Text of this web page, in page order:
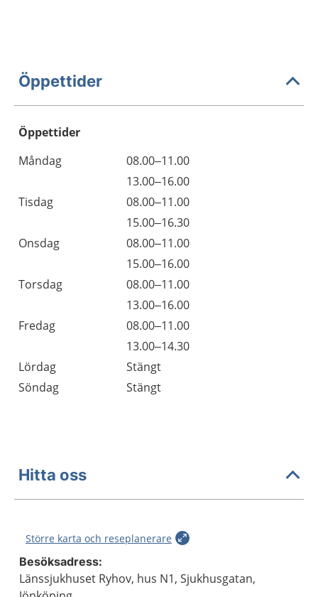
Öppettider
Öppettider
Dag
Öppettider
Kommentarer
Måndag
08.00–11.00
13.00–16.00
Tisdag
08.00–11.00
15.00–16.30
Onsdag
08.00–11.00
15.00–16.00
Torsdag
08.00–11.00
13.00–16.00
Fredag
08.00–11.00
13.00–14.30
Lördag
Stängt
Söndag
Stängt
Hitta oss
Större karta och reseplanerare
Besöksadress:
Länssjukhuset Ryhov, hus N1, Sjukhusgatan,